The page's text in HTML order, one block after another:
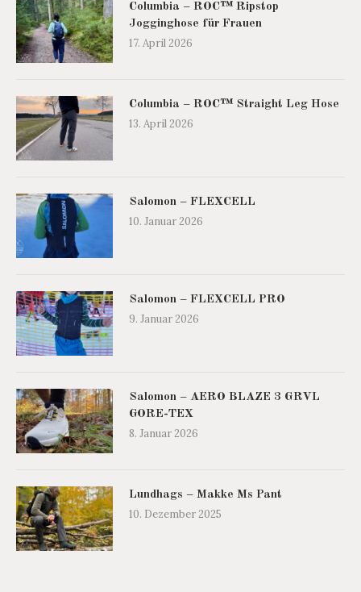
Columbia – ROC™ Ripstop
Jogginghose für Frauen
17. April 2026
Columbia – ROC™ Straight Leg Hose
13. April 2026
Salomon – FLEXCELL
10. Januar 2026
Salomon – FLEXCELL PRO
9. Januar 2026
Salomon – AERO BLAZE 3 GRVL
GORE-TEX
8. Januar 2026
Lundhags – Makke Ms Pant
10. Dezember 2025